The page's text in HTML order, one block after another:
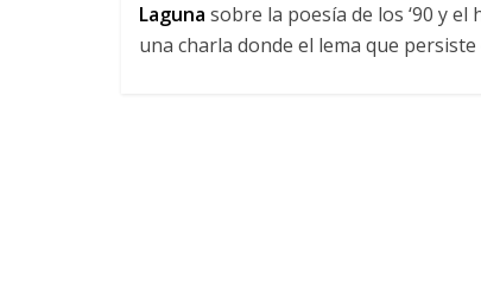
Laguna sobre la poesía de los ‘90 y
una charla donde el lema que